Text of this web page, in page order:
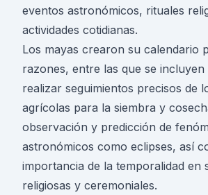
eventos astronómicos, rituales
actividades cotidianas.
Los mayas crearon su calendario
razones, entre las que se incluyen
realizar seguimientos precisos de
agrícolas para la siembra y
observación y predicción de
astronómicos como eclipses, así
importancia de la temporalidad en
religiosas y ceremoniales.